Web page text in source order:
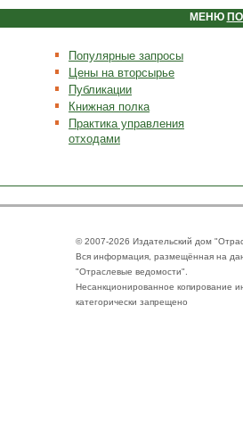
МЕНЮ
Популярные запросы
Цены на вторсырье
Публикации
Книжная полка
Практика управления
отходами
© 2007-2026 Издательский дом
Вся информация, размещённая на
"Отраслевые ведомости".
Несанкционированное копирование
категорически запрещено